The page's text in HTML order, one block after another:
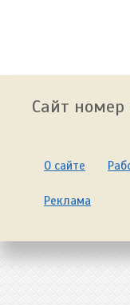
Сайт номер
О сайте
Реклама